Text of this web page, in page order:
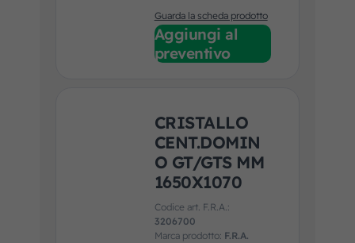
Guarda la scheda prodotto
Aggiungi al
preventivo
CRISTALLO
CENT.DOMIN
O GT/GTS MM
1650X1070
Codice art. F.R.A.:
3206700
Marca prodotto: F.R.A.